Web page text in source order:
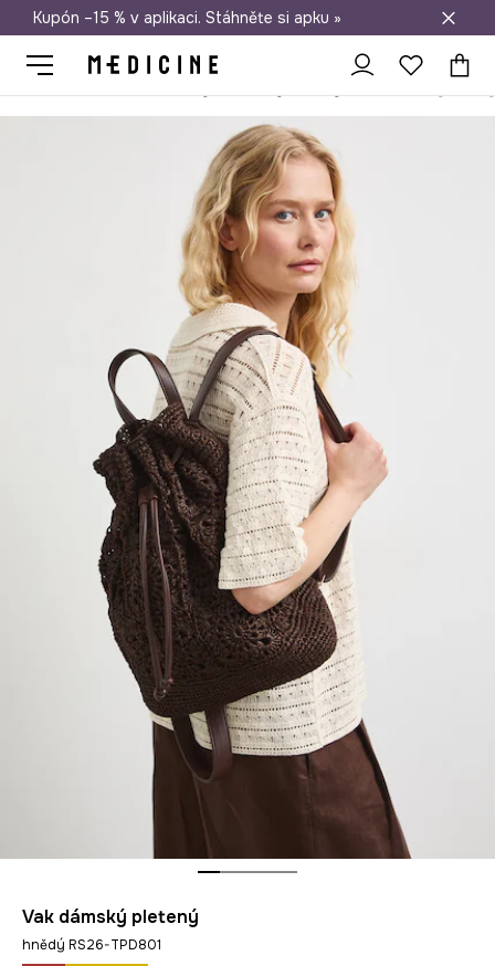
Doprava zdarma při nákupu nad 1 200 Kč
Kupón –15 % v aplikaci. Stáhněte si apku »
Vak dámský pletený
hnědý RS26-TPD801